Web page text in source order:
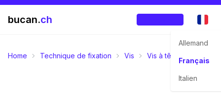
bucan.ch
Allemand
Français
Italien
Home Technique de fixation Vis Vis à tête cylindrique